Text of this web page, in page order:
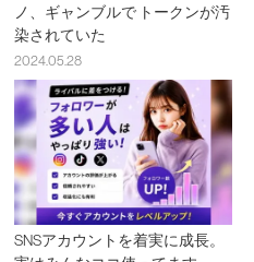
ノ、ギャンブルで トークンが汚
染されていた
2024.05.28
SNSアカウントを着実に成長。